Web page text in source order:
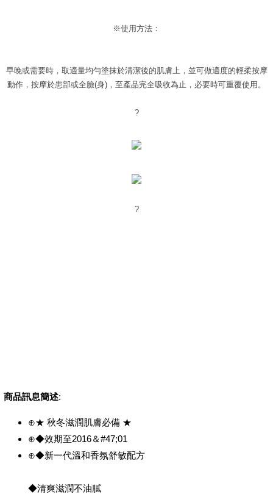
※使用方法：
早晚或需要時，取適量均勻塗抹於清潔後的肌膚上，並可做適度的輕柔按摩
動作，按摩於患部或全臉(身)，至產品完全吸收為止，必要時可重覆使用。
?
?
商品訊息簡述:
⊕★ 秋冬滋潤肌膚必備 ★
⊕◆效期至2016＆#47;01
⊕◆新一代溫和香氛舒敏配方
◆清爽滋潤不油膩